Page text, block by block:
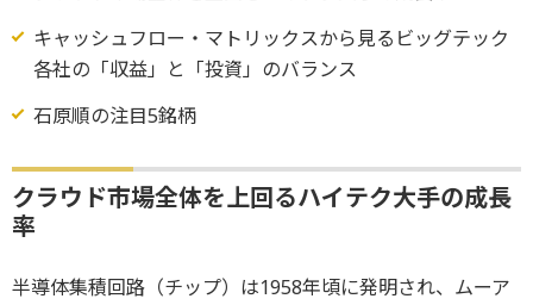
キャッシュフロー・マトリックスから見るビッグテック
各社の「収益」と「投資」のバランス
石原順の注目5銘柄
クラウド市場全体を上回るハイテク大手の成長
率
半導体集積回路（チップ）は1958年頃に発明され、ムーア